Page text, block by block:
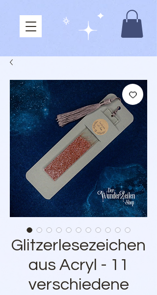
Glitzerlesezeichen
aus Acryl - 11
verschiedene